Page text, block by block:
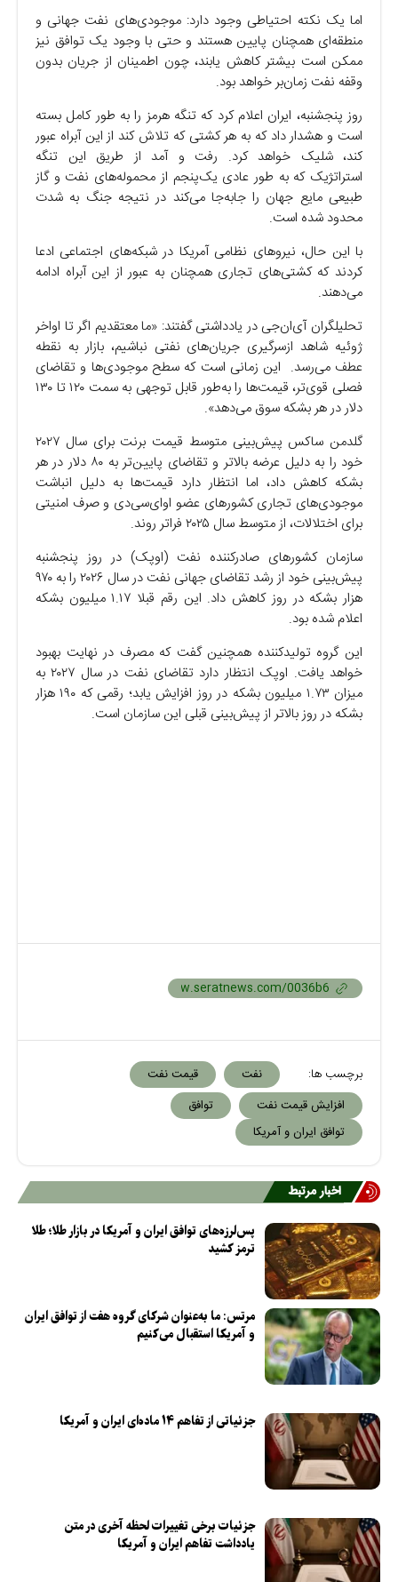
اما یک نکته احتیاطی وجود دارد: موجودی‌های نفت جهانی و
منطقه‌ای همچنان پایین هستند و حتی با وجود یک توافق نیز
ممکن است بیشتر کاهش یابند، چون اطمینان از جریان بدون
وقفه نفت زمان‌بر خواهد بود.
روز پنجشنبه، ایران اعلام کرد که تنگه هرمز را به طور کامل بسته
است و هشدار داد که به هر کشتی که تلاش کند از این آبراه عبور
کند، شلیک خواهد کرد. رفت و آمد از طریق این تنگه
استراتژیک که به طور عادی یک‌پنجم از محموله‌های نفت و گاز
طبیعی مایع جهان را جابه‌جا می‌کند در نتیجه جنگ به شدت
محدود شده است.
با این حال، نیرو‌های نظامی آمریکا در شبکه‌های اجتماعی ادعا
کردند که کشتی‌های تجاری همچنان به عبور از این آبراه ادامه
می‌دهند.
تحلیلگران آی‌ان‌جی در یادداشتی گفتند: «ما معتقدیم اگر تا اواخر
ژوئیه شاهد ازسرگیری جریان‌های نفتی نباشیم، بازار به نقطه
عطف می‌رسد. این زمانی است که سطح موجودی‌ها و تقاضای
فصلی قوی‌تر، قیمت‌ها را به‌طور قابل توجهی به سمت ۱۲۰ تا ۱۳۰
دلار در هر بشکه سوق می‌دهد».
گلدمن ساکس پیش‌بینی متوسط قیمت برنت برای سال ۲۰۲۷
خود را به دلیل عرضه بالاتر و تقاضای پایین‌تر به ۸۰ دلار در هر
بشکه کاهش داد، اما انتظار دارد قیمت‌ها به دلیل انباشت
موجودی‌های تجاری کشور‌های عضو اوای‌سی‌دی و صرف امنیتی
برای اختلالات، از متوسط سال ۲۰۲۵ فراتر روند.
سازمان کشور‌های صادرکننده نفت (اوپک) در روز پنجشنبه
پیش‌بینی خود از رشد تقاضای جهانی نفت در سال ۲۰۲۶ را به ۹۷۰
هزار بشکه در روز کاهش داد. این رقم قبلا ۱.۱۷ میلیون بشکه
اعلام شده بود.
این گروه تولیدکننده همچنین گفت که مصرف در نهایت بهبود
خواهد یافت. اوپک انتظار دارد تقاضای نفت در سال ۲۰۲۷ به
میزان ۱.۷۳ میلیون بشکه در روز افزایش یابد؛ رقمی که ۱۹۰ هزار
بشکه در روز بالاتر از پیش‌بینی قبلی این سازمان است.
برچسب ها: نفت
قیمت نفت
افزایش قیمت نفت
توافق
توافق ایران و آمریکا
اخبار مرتبط
پس‌لرزه‌های توافق ایران و آمریکا در بازار طلا؛ طلا
ترمز کشید
مرتس: ما به‌عنوان شرکای گروه هفت از توافق ایران
و آمریکا استقبال می‌کنیم
جزئیاتی از تفاهم ۱۴ ماده‌ای ایران و آمریکا
جزئیات برخی تغییرات لحظه آخری در متن
یادداشت تفاهم ایران و آمریکا